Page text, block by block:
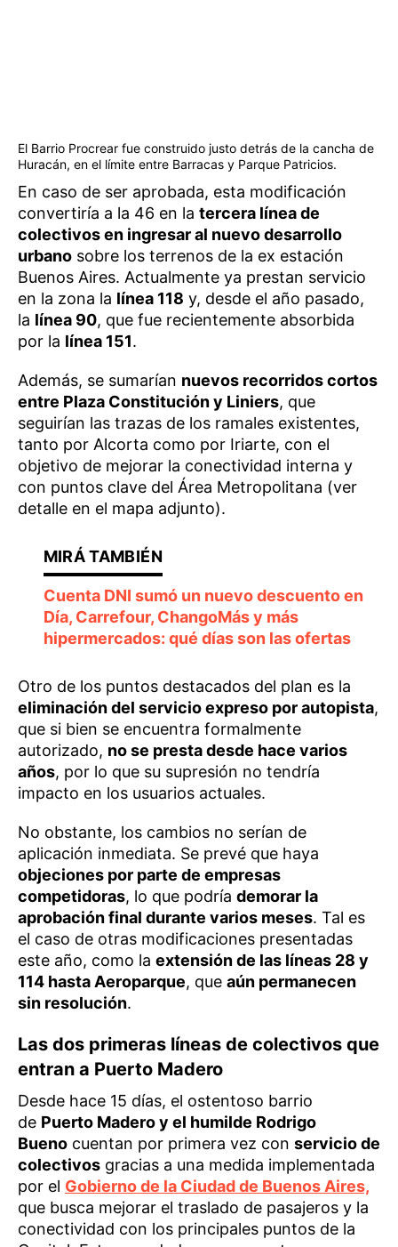
El Barrio Procrear fue construido justo detrás de la cancha de
Huracán, en el límite entre Barracas y Parque Patricios.
En caso de ser aprobada, esta modificación
convertiría a la 46 en la tercera línea de
colectivos en ingresar al nuevo desarrollo
urbano sobre los terrenos de la ex estación
Buenos Aires. Actualmente ya prestan servicio
en la zona la línea 118 y, desde el año pasado,
la línea 90, que fue recientemente absorbida
por la línea 151.
Además, se sumarían nuevos recorridos cortos
entre Plaza Constitución y Liniers, que
seguirían las trazas de los ramales existentes,
tanto por Alcorta como por Iriarte, con el
objetivo de mejorar la conectividad interna y
con puntos clave del Área Metropolitana (ver
detalle en el mapa adjunto).
Cuenta DNI sumó un nuevo descuento en
Día, Carrefour, ChangoMás y más
hipermercados: qué días son las ofertas
Otro de los puntos destacados del plan es la
eliminación del servicio expreso por autopista,
que si bien se encuentra formalmente
autorizado, no se presta desde hace varios
años, por lo que su supresión no tendría
impacto en los usuarios actuales.
No obstante, los cambios no serían de
aplicación inmediata. Se prevé que haya
objeciones por parte de empresas
competidoras, lo que podría demorar la
aprobación final durante varios meses. Tal es
el caso de otras modificaciones presentadas
este año, como la extensión de las líneas 28 y
114 hasta Aeroparque, que aún permanecen
sin resolución.
Las dos primeras líneas de colectivos que
entran a Puerto Madero
Desde hace 15 días, el ostentoso barrio
de Puerto Madero y el humilde Rodrigo
Bueno cuentan por primera vez con servicio de
colectivos gracias a una medida implementada
por el Gobierno de la Ciudad de Buenos Aires,
que busca mejorar el traslado de pasajeros y la
conectividad con los principales puntos de la